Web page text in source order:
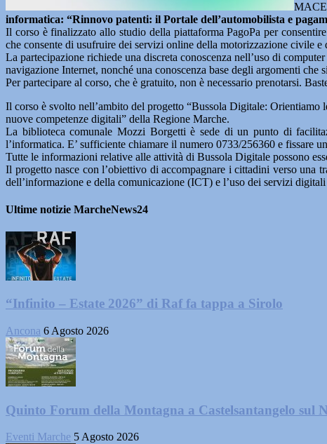
informatica: “Rinnovo patenti: il Portale dell’automobilista e
Il corso è finalizzato allo studio della piattaforma PagoPa per
che consente di usufruire dei servizi online della motorizzazione civile
La partecipazione richiede una discreta conoscenza nell’uso di
navigazione Internet, nonché una conoscenza base degli argomenti che
Per partecipare al corso, che è gratuito, non è necessario prenotarsi.
Il corso è svolto nell’ambito del progetto “Bussola Digitale: Orientiamo
nuove competenze digitali” della Regione Marche.
La biblioteca comunale Mozzi Borgetti è sede di un punto di
l’informatica. E’ sufficiente chiamare il numero 0733/256360 e fissare
Tutte le informazioni relative alle attività di Bussola Digitale possono
Il progetto nasce con l’obiettivo di accompagnare i cittadini verso una
dell’informazione e della comunicazione (ICT) e l’uso dei servizi
Ultime notizie MarcheNews24
“Infinito – Estate 2026” di Raf fa tappa a Sirolo
Ancona 6 Agosto 2026
Quinto Forum della Montagna a Castelsantangelo sul
Eventi Marche 5 Agosto 2026